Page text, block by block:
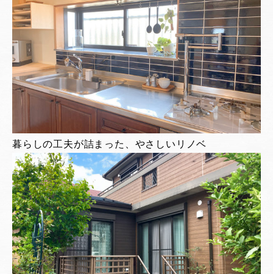
暮らしの工夫が詰まった、やさしいリノベ